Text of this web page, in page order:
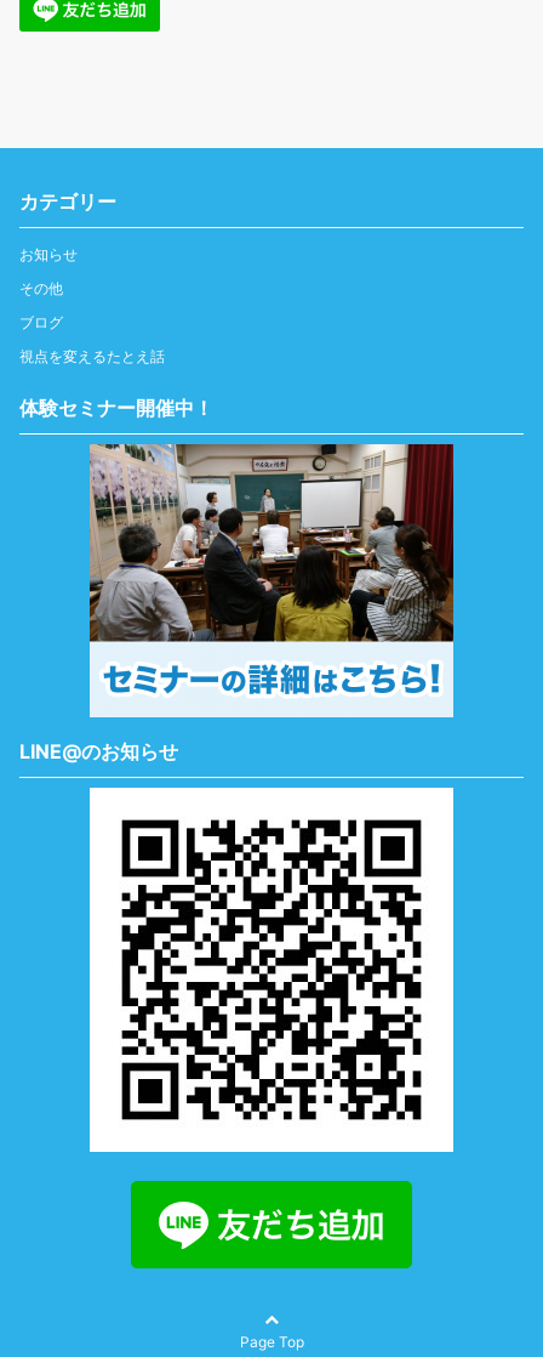
カテゴリー
お知らせ
その他
ブログ
視点を変えるたとえ話
体験セミナー開催中！
LINE@のお知らせ
Page Top